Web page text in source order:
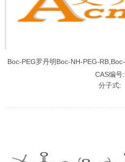
Boc-PEG罗丹明Boc-NH-PEG-
乙二醇罗丹
CAS编号:
分子式: